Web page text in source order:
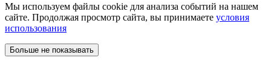
Мы используем файлы cookie для анализа событий на нашем
сайте. Продолжая просмотр сайта, вы принимаете условия
использования
Больше не показывать